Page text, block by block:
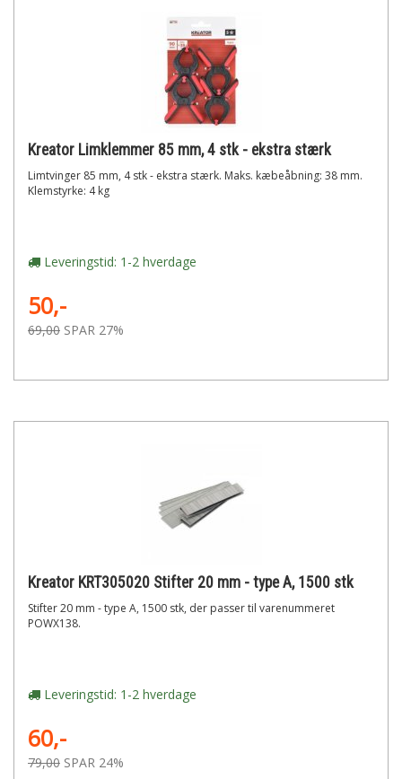
Kreator Limklemmer 85 mm, 4 stk - ekstra stærk
Limtvinger 85 mm, 4 stk - ekstra stærk. Maks. kæbeåbning: 38 mm.
Klemstyrke: 4 kg
Leveringstid: 1-2 hverdage
50,-
69,00 SPAR 27%
Kreator KRT305020 Stifter 20 mm - type A, 1500 stk
Stifter 20 mm - type A, 1500 stk, der passer til varenummeret
POWX138.
Leveringstid: 1-2 hverdage
60,-
79,00 SPAR 24%